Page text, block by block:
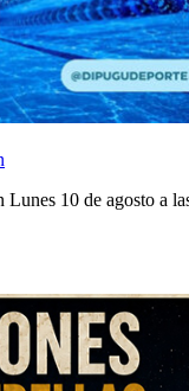
10 de agosto a